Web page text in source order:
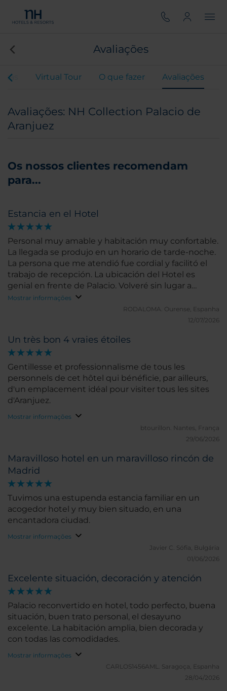
Avaliações
Virtual Tour O que fazer Avaliações
Avaliações: NH Collection Palacio de
Aranjuez
Os nossos clientes recomendam
para...
Estancia en el Hotel
Personal muy amable y habitación muy confortable.
La llegada se produjo en un horario de tarde-noche.
La persona que me atendió fue cordial y facilitó el
trabajo de recepción. La ubicación del Hotel es
genial en frente de Palacio. Volveré sin lugar a
dudas.
Mostrar informações
RODALOMA. Ourense, Espanha
12/07/2026
Un très bon 4 vraies étoiles
Gentillesse et professionnalisme de tous les
personnels de cet hôtel qui bénéficie, par ailleurs,
d'un emplacement idéal pour visiter tous les sites
d'Aranjuez.
Mostrar informações
btourillon. Nantes, França
29/06/2026
Maravilloso hotel en un maravilloso rincón de
Madrid
Tuvimos una estupenda estancia familiar en un
acogedor hotel y muy bien situado, en una
encantadora ciudad.
Mostrar informações
Javier C. Sófia, Bulgária
01/06/2026
Excelente situación, decoración y atención
Palacio reconvertido en hotel, todo perfecto, buena
situación, buen trato personal, el desayuno
excelente. La habitación amplia, bien decorada y
con todas las comodidades.
Mostrar informações
CARLOS1456AML. Saragoça, Espanha
28/04/2026